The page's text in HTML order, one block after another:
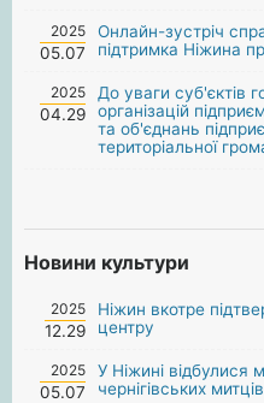
2025
05.07
Онлайн-зустріч
підтримка Ніжина
2025
04.29
До уваги суб'єктів
організацій
та об'єднань
територіальної
Новини культури
2025
12.29
Ніжин вкотре
центру
2025
05.07
У Ніжині відбулися
чернігівських